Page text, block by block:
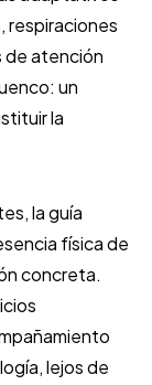
respiraciones
de atención
un
la
la guía
física de
concreta.
lejos de